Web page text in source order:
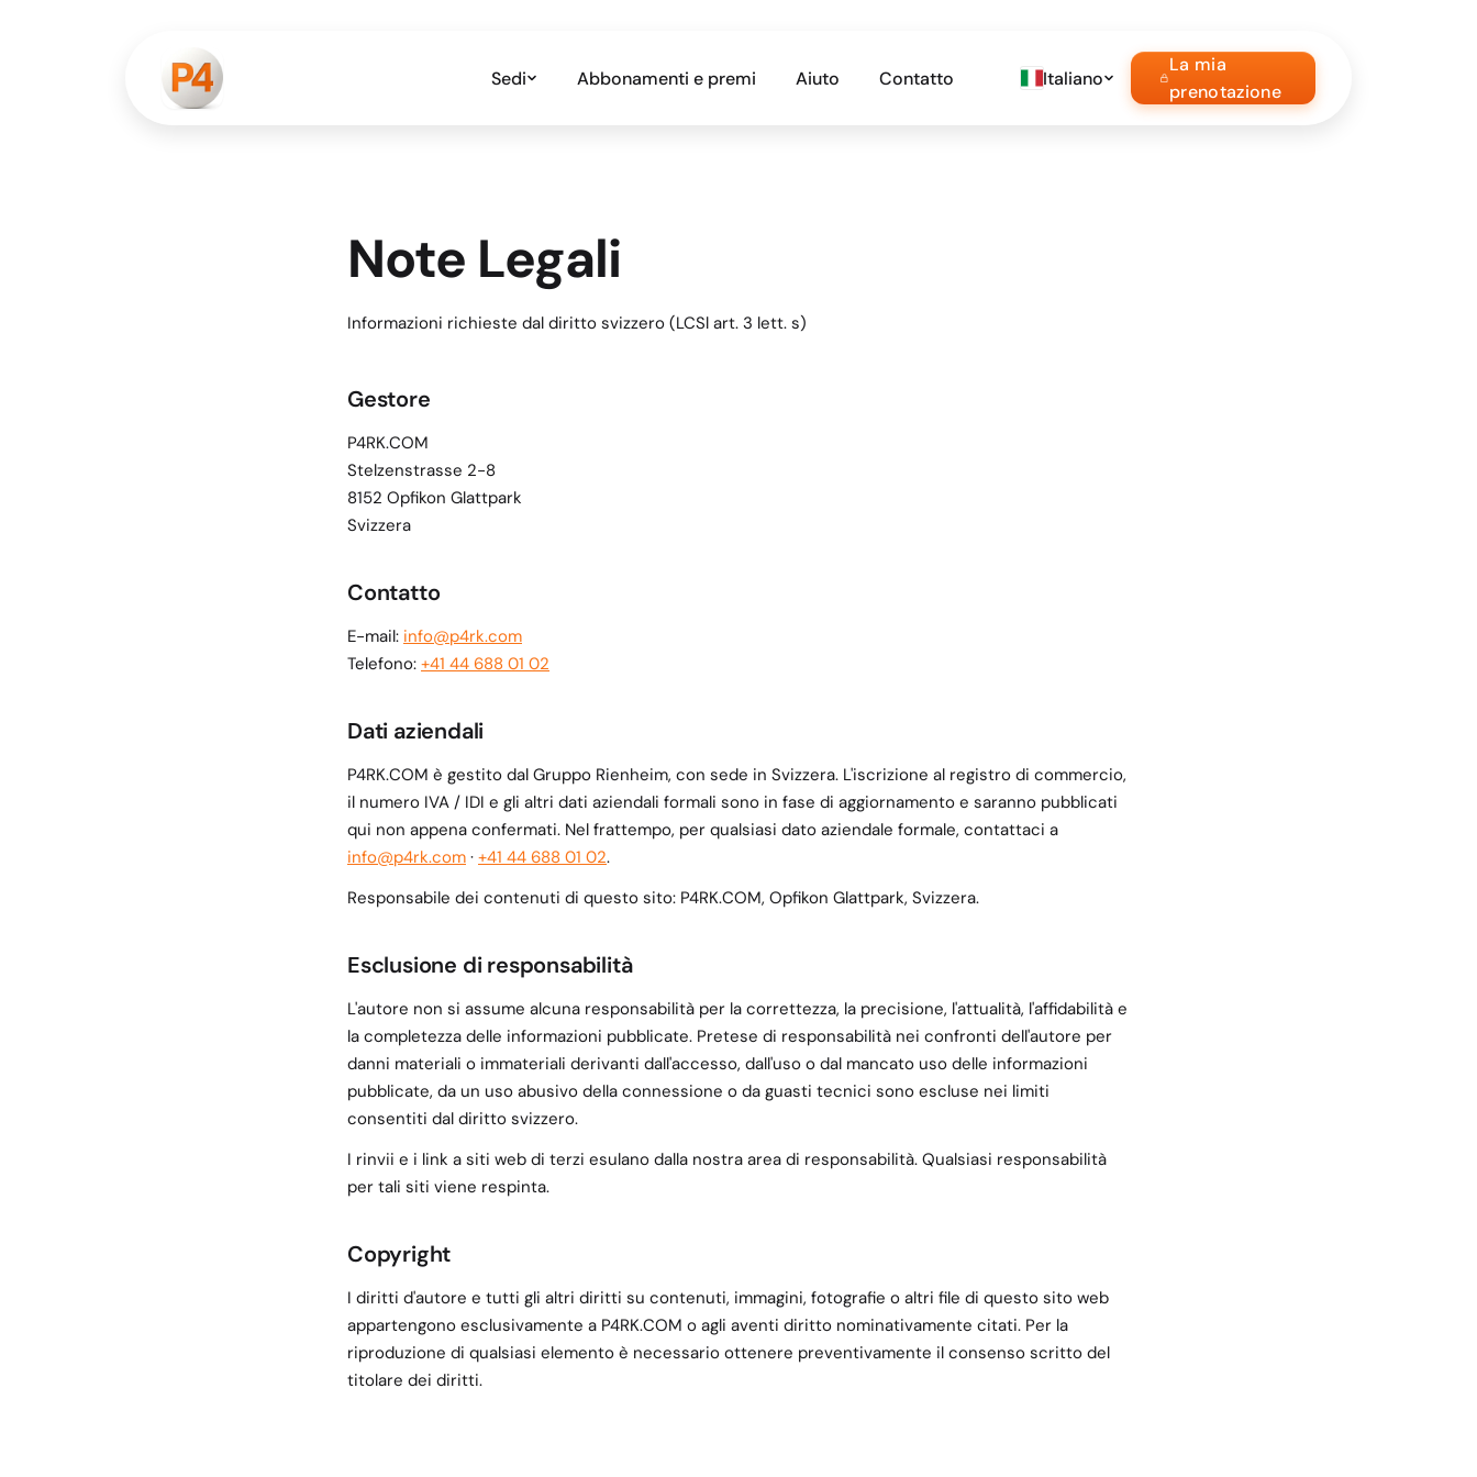
Sedi Abbonamenti e premi Aiuto Contatto Italiano
La mia
prenotazione
Note Legali
Informazioni richieste dal diritto svizzero (LCSl art. 3 lett. s)
Gestore
P4RK.COM
Stelzenstrasse 2-8
8152 Opfikon Glattpark
Svizzera
Contatto
E-mail: info@p4rk.com
Telefono: +41 44 688 01 02
Dati aziendali
P4RK.COM è gestito dal Gruppo Rienheim, con sede in Svizzera. L'iscrizione al registro di commercio,
il numero IVA / IDI e gli altri dati aziendali formali sono in fase di aggiornamento e saranno pubblicati
qui non appena confermati. Nel frattempo, per qualsiasi dato aziendale formale, contattaci a
info@p4rk.com · +41 44 688 01 02.
Responsabile dei contenuti di questo sito: P4RK.COM, Opfikon Glattpark, Svizzera.
Esclusione di responsabilità
L'autore non si assume alcuna responsabilità per la correttezza, la precisione, l'attualità, l'affidabilità e
la completezza delle informazioni pubblicate. Pretese di responsabilità nei confronti dell'autore per
danni materiali o immateriali derivanti dall'accesso, dall'uso o dal mancato uso delle informazioni
pubblicate, da un uso abusivo della connessione o da guasti tecnici sono escluse nei limiti
consentiti dal diritto svizzero.
I rinvii e i link a siti web di terzi esulano dalla nostra area di responsabilità. Qualsiasi responsabilità
per tali siti viene respinta.
Copyright
I diritti d'autore e tutti gli altri diritti su contenuti, immagini, fotografie o altri file di questo sito web
appartengono esclusivamente a P4RK.COM o agli aventi diritto nominativamente citati. Per la
riproduzione di qualsiasi elemento è necessario ottenere preventivamente il consenso scritto del
titolare dei diritti.